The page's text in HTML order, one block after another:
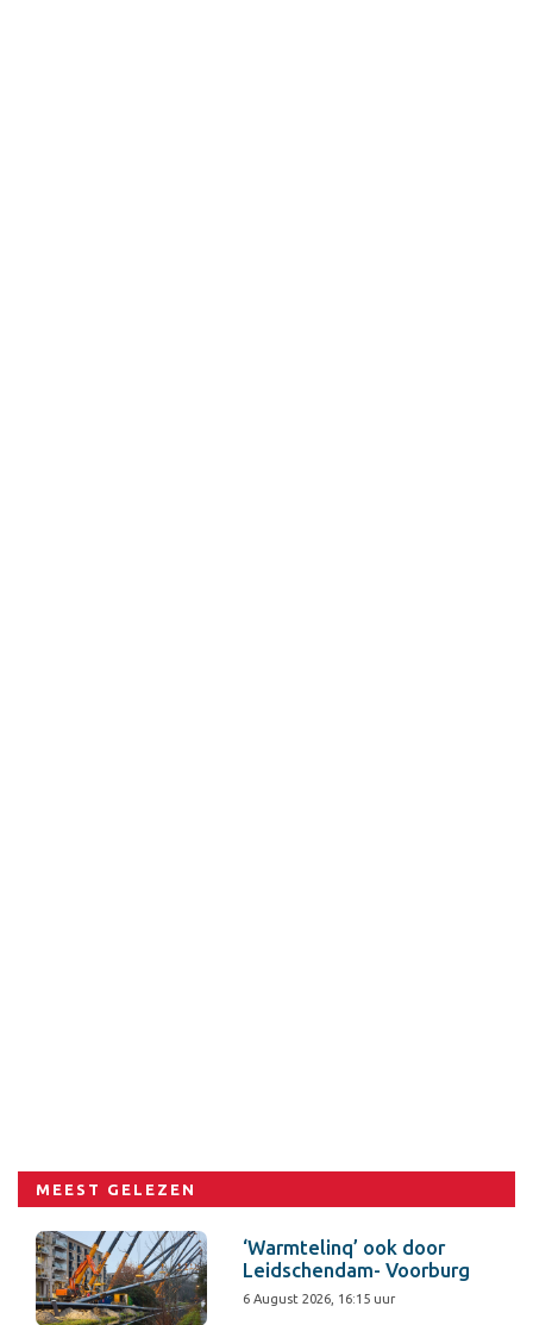
MEEST GELEZEN
‘Warmtelinq’ ook door
Leidschendam- Voorburg
6 August 2026, 16:15 uur